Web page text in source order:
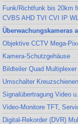
Funk/Richtfunk bis 20km
CVBS AHD TVI CVI IP
Überwachungskameras
Objektive CCTV Mega-
Kamera-Schutzgehäuse
Bildteiler Quad Multiplexer
Umschalter Kreuzschienen
Signalübertragung Video
Video-Monitore TFT,
Digital-Rekorder (DVR)